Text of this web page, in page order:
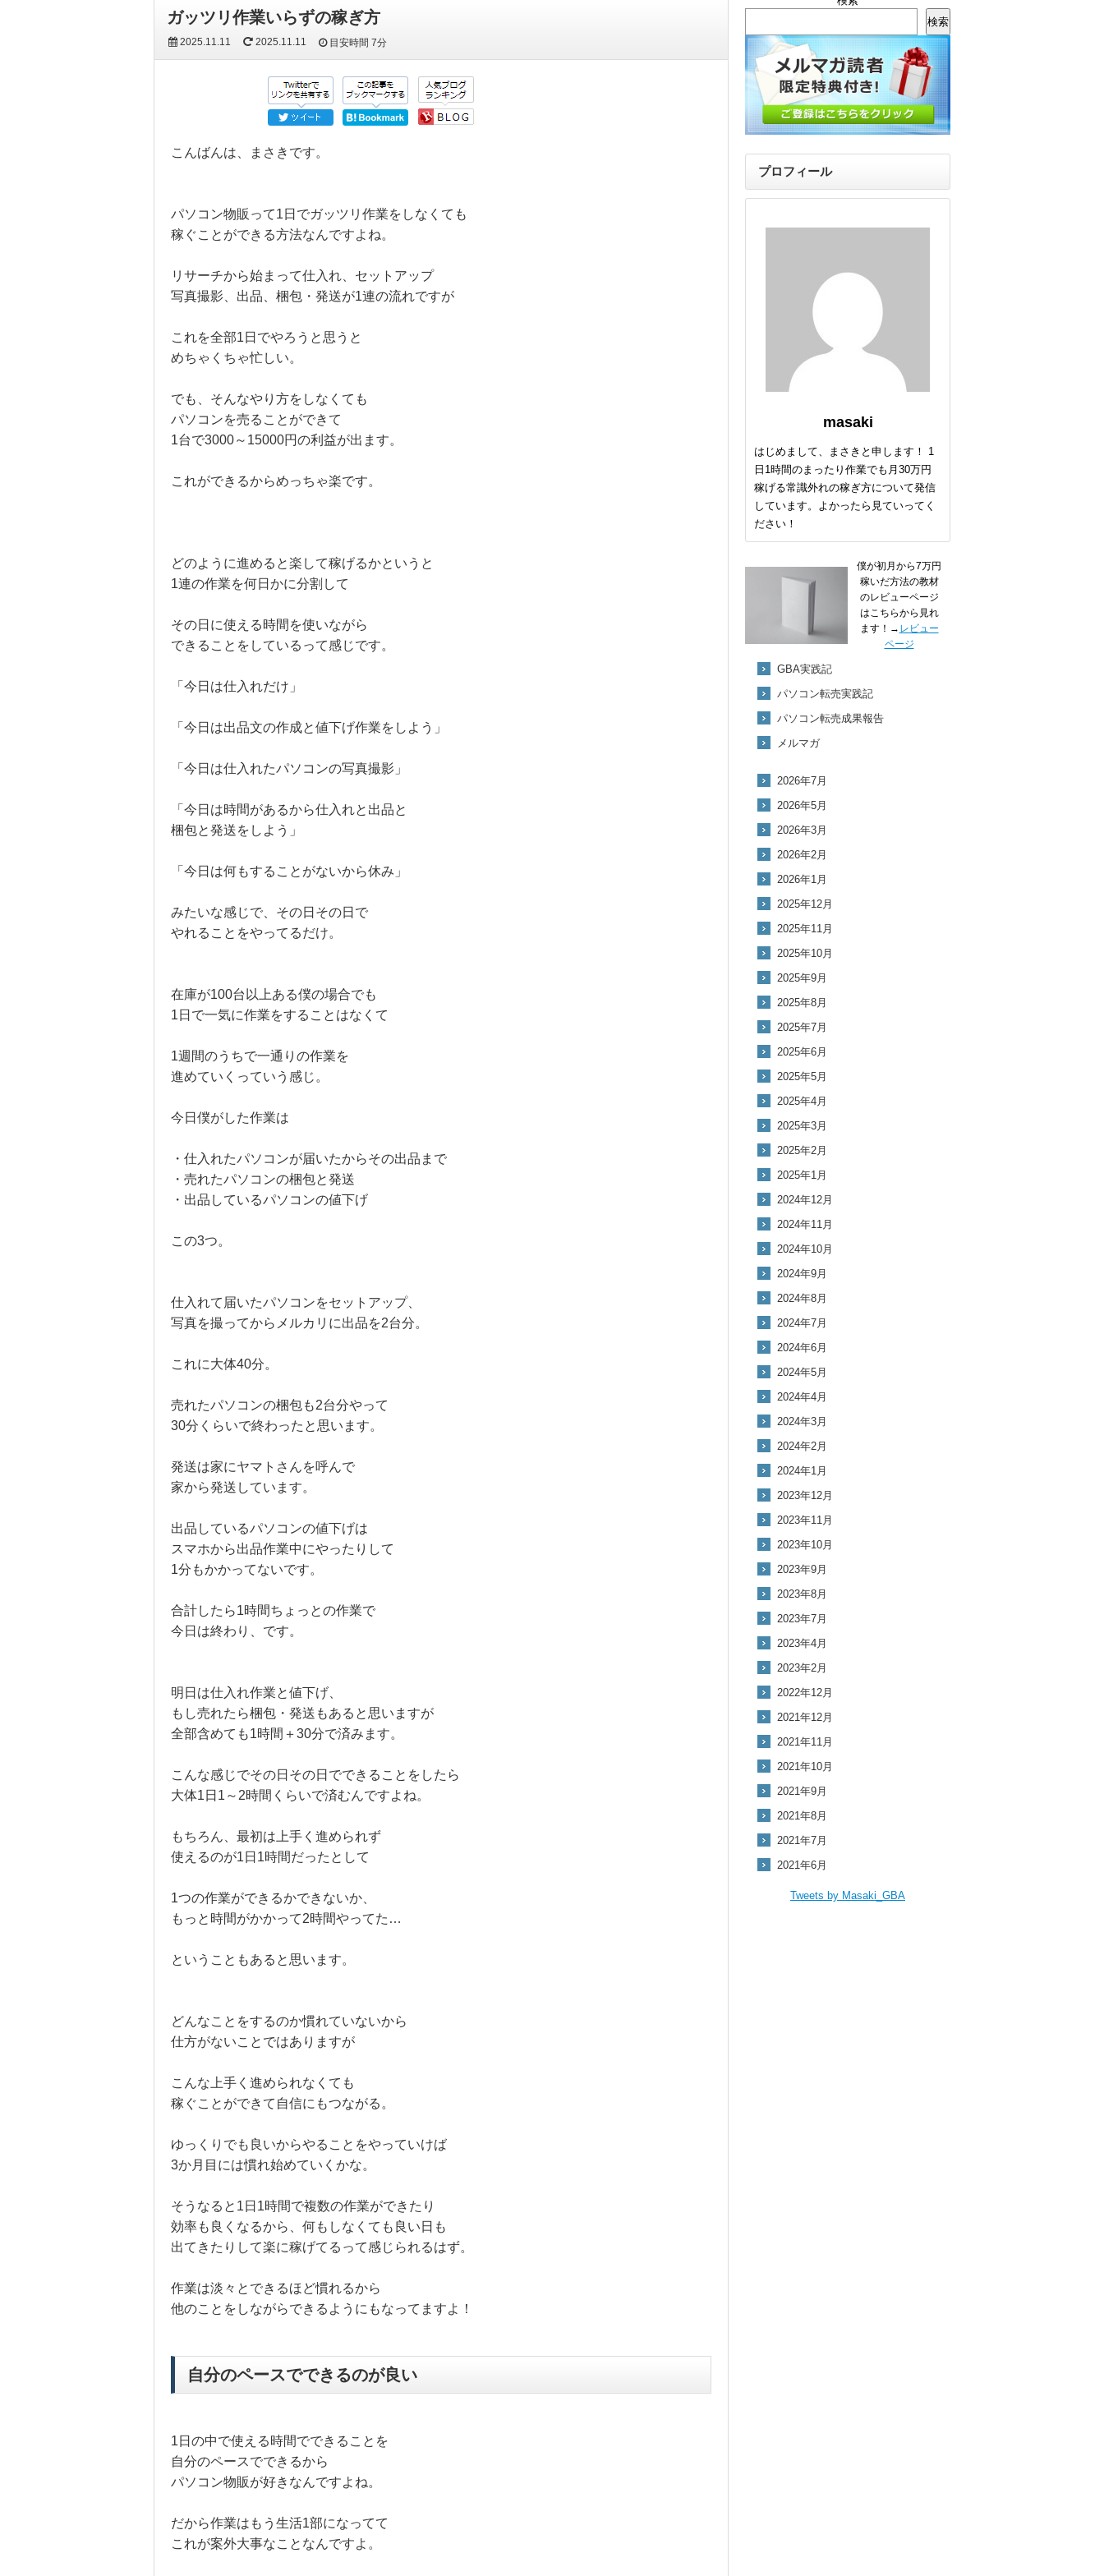
ガッツリ作業いらずの稼ぎ方
2025.11.11 2025.11.11 目安時間7分
こんばんは、まさきです。
パソコン物販って1日でガッツリ作業をしなくても
稼ぐことができる方法なんですよね。
リサーチから始まって仕入れ、セットアップ
写真撮影、出品、梱包・発送が1連の流れですが
これを全部1日でやろうと思うと
めちゃくちゃ忙しい。
でも、そんなやり方をしなくても
パソコンを売ることができて
1台で3000～15000円の利益が出ます。
これができるからめっちゃ楽です。
どのように進めると楽して稼げるかというと
1連の作業を何日かに分割して
その日に使える時間を使いながら
できることをしているって感じです。
「今日は仕入れだけ」
「今日は出品文の作成と値下げ作業をしよう」
「今日は仕入れたパソコンの写真撮影」
「今日は時間があるから仕入れと出品と
梱包と発送をしよう」
「今日は何もすることがないから休み」
みたいな感じで、その日その日で
やれることをやってるだけ。
在庫が100台以上ある僕の場合でも
1日で一気に作業をすることはなくて
1週間のうちで一通りの作業を
進めていくっていう感じ。
今日僕がした作業は
・仕入れたパソコンが届いたからその出品まで
・売れたパソコンの梱包と発送
・出品しているパソコンの値下げ
この3つ。
仕入れて届いたパソコンをセットアップ、
写真を撮ってからメルカリに出品を2台分。
これに大体40分。
売れたパソコンの梱包も2台分やって
30分くらいで終わったと思います。
発送は家にヤマトさんを呼んで
家から発送しています。
出品しているパソコンの値下げは
スマホから出品作業中にやったりして
1分もかかってないです。
合計したら1時間ちょっとの作業で
今日は終わり、です。
明日は仕入れ作業と値下げ、
もし売れたら梱包・発送もあると思いますが
全部含めても1時間＋30分で済みます。
こんな感じでその日その日でできることをしたら
大体1日1～2時間くらいで済むんですよね。
もちろん、最初は上手く進められず
使えるのが1日1時間だったとして
1つの作業ができるかできないか、
もっと時間がかかって2時間やってた…
ということもあると思います。
どんなことをするのか慣れていないから
仕方がないことではありますが
こんな上手く進められなくても
稼ぐことができて自信にもつながる。
ゆっくりでも良いからやることをやっていけば
3か月目には慣れ始めていくかな。
そうなると1日1時間で複数の作業ができたり
効率も良くなるから、何もしなくても良い日も
出てきたりして楽に稼げてるって感じられるはず。
作業は淡々とできるほど慣れるから
他のことをしながらできるようにもなってますよ！
自分のペースでできるのが良い
1日の中で使える時間でできることを
自分のペースでできるから
パソコン物販が好きなんですよね。
だから作業はもう生活1部になってて
これが案外大事なことなんですよ。
検索
プロフィール
masaki
はじめまして、まさきと申します！ 1
日1時間のまったり作業でも月30万円
稼げる常識外れの稼ぎ方について発信
しています。よかったら見ていってく
ださい！
僕が初月から7万円
稼いだ方法の教材
のレビューページ
はこちらから見れ
ます！→ レビュー
ページ
GBA実践記
パソコン転売実践記
パソコン転売成果報告
メルマガ
2026年7月
2026年5月
2026年3月
2026年2月
2026年1月
2025年12月
2025年11月
2025年10月
2025年9月
2025年8月
2025年7月
2025年6月
2025年5月
2025年4月
2025年3月
2025年2月
2025年1月
2024年12月
2024年11月
2024年10月
2024年9月
2024年8月
2024年7月
2024年6月
2024年5月
2024年4月
2024年3月
2024年2月
2024年1月
2023年12月
2023年11月
2023年10月
2023年9月
2023年8月
2023年7月
2023年4月
2023年2月
2022年12月
2021年12月
2021年11月
2021年10月
2021年9月
2021年8月
2021年7月
2021年6月
Tweets by Masaki_GBA